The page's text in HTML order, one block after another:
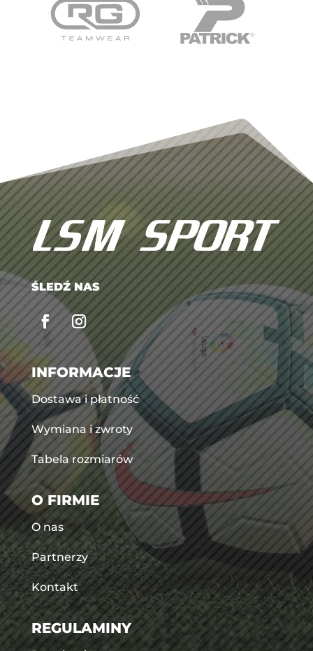
ŚLEDŹ NAS
INFORMACJE
Dostawa i płatność
Wymiana i zwroty
Tabela rozmiarów
O FIRMIE
O nas
Partnerzy
Kontakt
REGULAMINY